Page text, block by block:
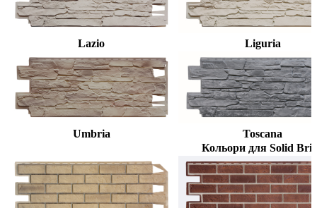
Lazio Liguria
Umbria
Toscana
Кольори для Solid